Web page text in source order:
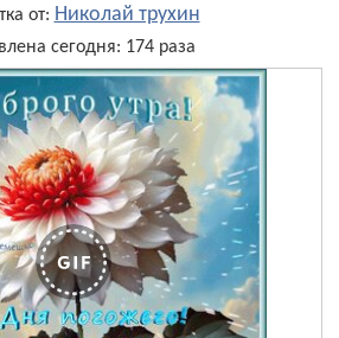
от: Николай трухин
сегодня: 174 раза